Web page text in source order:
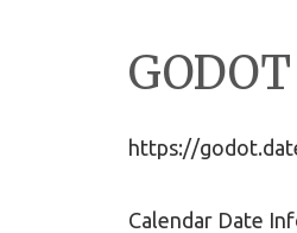
https://
Calendar Date